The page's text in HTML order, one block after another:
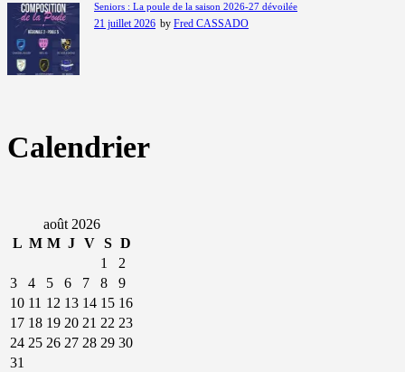
Seniors : La poule de la saison 2026-27 dévoilée
21 juillet 2026 by Fred CASSADO
Calendrier
août 2026
L M M J V S D
1
2
3
4 5 6 7 8
9
10 11 12 13 14 15 16
17 18 19 20 21 22 23
24 25 26 27 28 29 30
31